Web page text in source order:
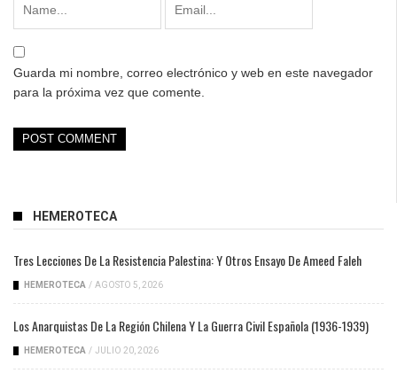
Guarda mi nombre, correo electrónico y web en este navegador
para la próxima vez que comente.
HEMEROTECA
Tres Lecciones De La Resistencia Palestina: Y Otros Ensayo De Ameed Faleh
HEMEROTECA / AGOSTO 5, 2026
Los Anarquistas De La Región Chilena Y La Guerra Civil Española (1936-1939)
HEMEROTECA / JULIO 20, 2026